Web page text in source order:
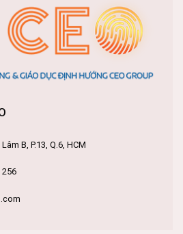
B, P.13, Q.6, HCM
256